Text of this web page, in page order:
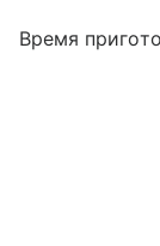
Время